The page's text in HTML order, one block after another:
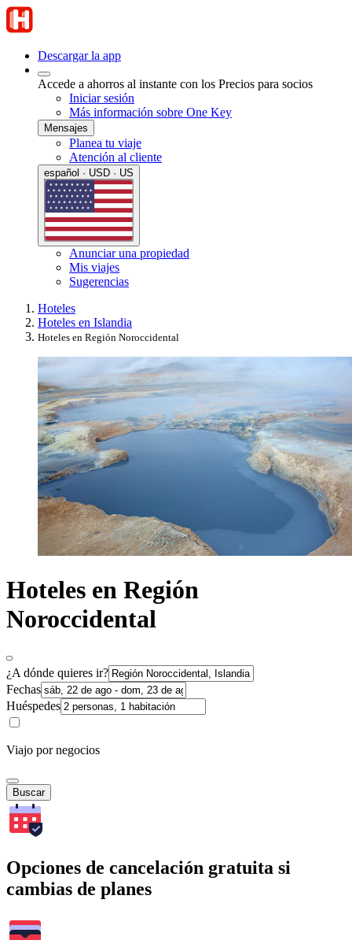
Descargar la app
Accede a ahorros al instante con los Precios para socios
Iniciar sesión
Más información sobre One Key
Mensajes
Planea tu viaje
Atención al cliente
español · USD · US
Anunciar una propiedad
Mis viajes
Sugerencias
Hoteles
Hoteles en Islandia
Hoteles en Región Noroccidental
Hoteles en Región
Noroccidental
¿A dónde quieres ir?
Fechas
Huéspedes
Viajo por negocios
Buscar
Opciones de cancelación gratuita si
cambias de planes